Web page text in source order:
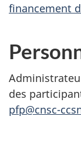
financement
des
pfp@cnsc-